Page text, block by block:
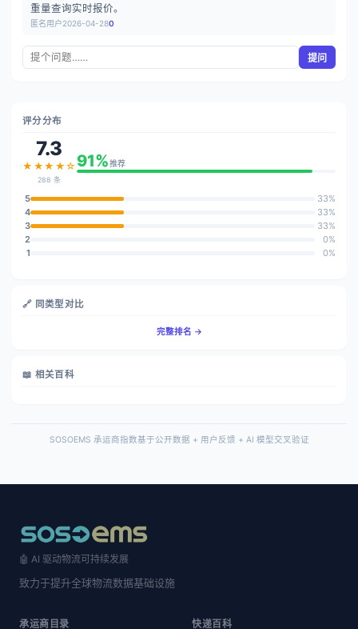
重量查询实时报价。
匿名用户2026-04-280
提问
评分分布
7.3
★★★★☆
288 条
91%推荐
5
33%
4
33%
3
33%
2
0%
1
0%
🔗 同类型对比
完整排名 →
📖 相关百科
SOSOEMS 承运商指数基于公开数据 + 用户反馈 + AI 模型交叉验证
🤖 AI 驱动物流可持续发展
致力于提升全球物流数据基础设施
承运商目录 快递百科